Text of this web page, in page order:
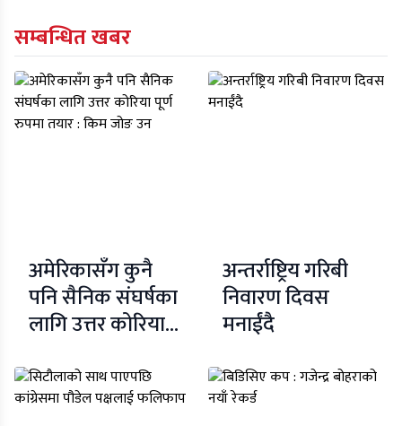
सम्बन्धित खबर
अमेरिकासँग कुनै
पनि सैनिक संघर्षका
लागि उत्तर कोरिया
किम जोङ उन
अन्तर्राष्ट्रिय गरिबी
निवारण दिवस
मनाईंदै